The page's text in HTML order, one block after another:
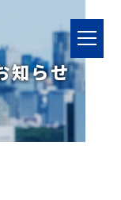
toggle
知らせ